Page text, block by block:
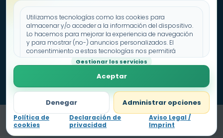
Utilizamos tecnologías como las cookies para
almacenar y/o acceder a la información del dispositivo.
Lo hacemos para mejorar la experiencia de navegación
y para mostrar (no-) anuncios personalizados. El
consentimiento a estas tecnologías nos permitirá
procesar datos como el comportamiento de
navegación o los ID's únicos en este sitio. No consentir o
retirar el consentimiento, puede afectar negativamente a
Gestionar los servicios
Aceptar
Denegar Administrar opciones
Política de
cookies
Declaración de
privacidad
Aviso Legal /
Imprint
Nivel1
Política de cookies
Declaración de privacidad
Aviso legal